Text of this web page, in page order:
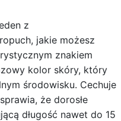
z
jakie możesz
znakiem
kolor skóry, który
środowisku. Cechuje
że dorosłe
długość nawet do 15